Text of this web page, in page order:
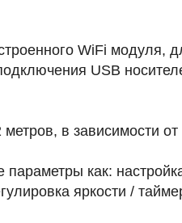
WiFi модуля,
USB
в зависимости от
как:
яркости /